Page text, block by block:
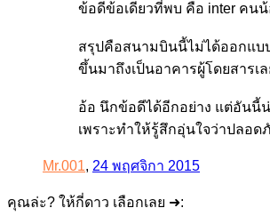
ข้อดีข้อเดียวที่พบ คือ inter คนน้
สรุปคือสนามบินนี้ไม่ได้ออกแบ
ขึ้นมาถึงเป็นอาคารผู้โดยสารเล
อ้อ นึกข้อดีได้อีกอย่าง แต่อันนี้น่
เพราะทำให้รู้สึกอุ่นใจว่าปลอด
Mr.001, 24 พฤศจิกา 2015
คุณล่ะ? ให้กี่ดาว เลือกเลย ➜: